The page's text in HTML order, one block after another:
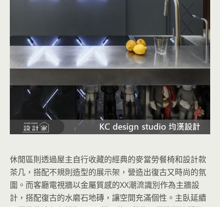
休閒區則透過屋主自行收藏的經典的麥當勞餐椅和設計款
茶几，搭配不規則造型的展示架，營造出復古又時尚的氛
圍。而客廳電視牆以金屬質感的XX潮流識別作為主牆設
計，搭配復古的水磨石地磚，讓空間充滿個性。主臥延續